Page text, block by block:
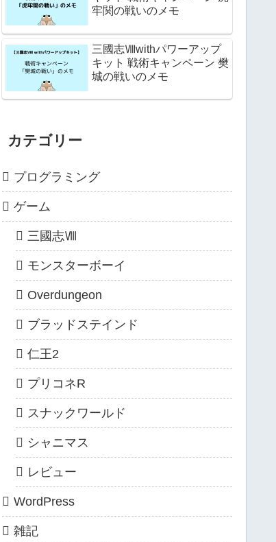
牢関の戦いのメモ
三國志Ⅷwithパワーアップ
キット 戦術キャンペーン 樊
城の戦いのメモ
カテゴリー
プログラミング
ゲーム
三國志Ⅷ
モンスターボーイ
Overdungeon
ブラッドステインド
仁王2
プリコネR
スナックワールド
シャニマス
レビュー
WordPress
雑記